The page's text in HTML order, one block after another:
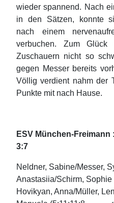
wieder spannend. Nach
in den Sätzen, konnte
nach einem
verbuchen. Zum
Zuschauern nicht so
gegen Messer bereits
Völlig verdient nahm der
Punkte mit nach Hause.
ESV München-Freimann
3:7
Neldner, Sabine/Messer,
Anastasiia/Schirm, Sophie
Hovikyan, Anna/Müller,